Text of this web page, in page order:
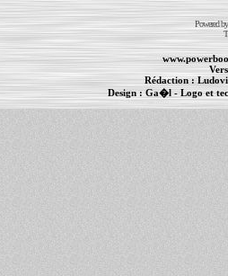
Powered
Rédaction :
Design : Ga�l- Logo et
-